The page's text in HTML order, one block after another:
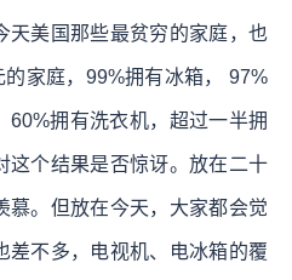
天美国那些最贫穷的家庭，也
家庭，99%拥有冰箱， 97%
60%拥有洗衣机，超过一半拥
这个结果是否惊讶。放在二十
慕。但放在今天，大家都会觉
差不多，电视机、电冰箱的覆